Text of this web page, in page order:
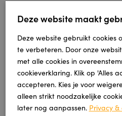
Deze website maakt
Deze website gebruikt cookies
te verbeteren. Door onze
met alle cookies in
cookieverklaring. Klik op 'Alles
accepteren. Kies je voor
alleen strikt noodzakelijke
later nog aanpassen. Privacy &